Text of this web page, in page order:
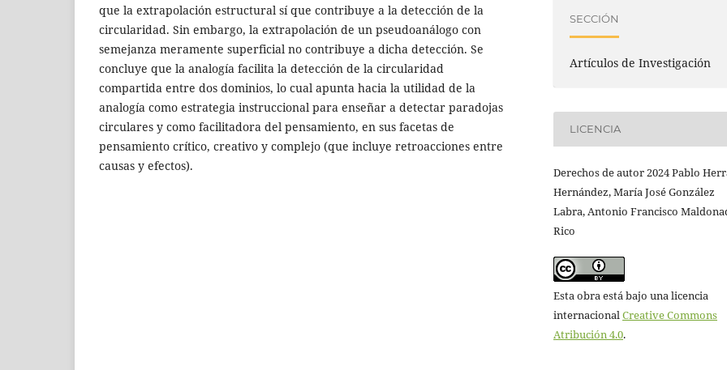
que la extrapolación estructural sí que contribuye a la detección de la
circularidad. Sin embargo, la extrapolación de un pseudoanálogo con
semejanza meramente superficial no contribuye a dicha detección. Se
concluye que la analogía facilita la detección de la circularidad
compartida entre dos dominios, lo cual apunta hacia la utilidad de la
analogía como estrategia instruccional para enseñar a detectar paradojas
circulares y como facilitadora del pensamiento, en sus facetas de
pensamiento crítico, creativo y complejo (que incluye retroacciones entre
causas y efectos).
SECCIÓN
Artículos de Investigación
LICENCIA
Derechos de autor 2024 Pablo
Hernández, María José González
Labra, Antonio Francisco
Rico
Esta obra está bajo una licencia
internacional Creative Commons
Atribución 4.0.